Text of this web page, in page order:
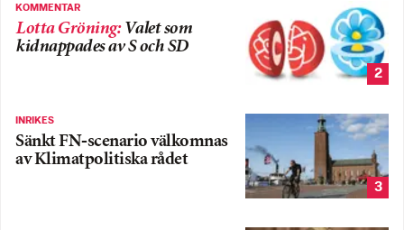
KOMMENTAR
Lotta Gröning: Valet som
kidnappades av S och SD
2
INRIKES
Sänkt FN-scenario välkomnas
av Klimatpolitiska rådet
3